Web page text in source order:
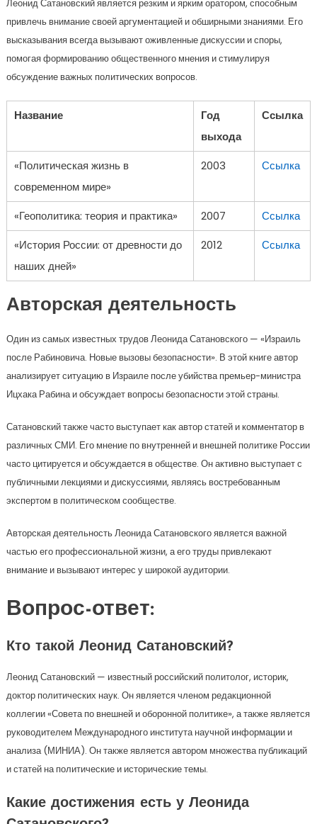
Леонид Сатановский является резким и ярким оратором, способным
привлечь внимание своей аргументацией и обширными знаниями. Его
высказывания всегда вызывают оживленные дискуссии и споры,
помогая формированию общественного мнения и стимулируя
обсуждение важных политических вопросов.
Название
Год
выхода
Ссылка
«Политическая жизнь в
современном мире»
2003 Ссылка
«Геополитика: теория и практика» 2007
Ссылка
«История России: от древности до
наших дней»
2012 Ссылка
Авторская деятельность
Один из самых известных трудов Леонида Сатановского — «Израиль
после Рабиновича. Новые вызовы безопасности». В этой книге автор
анализирует ситуацию в Израиле после убийства премьер-министра
Ицхака Рабина и обсуждает вопросы безопасности этой страны.
Сатановский также часто выступает как автор статей и комментатор в
различных СМИ. Его мнение по внутренней и внешней политике России
часто цитируется и обсуждается в обществе. Он активно выступает с
публичными лекциями и дискуссиями, являясь востребованным
экспертом в политическом сообществе.
Авторская деятельность Леонида Сатановского является важной
частью его профессиональной жизни, а его труды привлекают
внимание и вызывают интерес у широкой аудитории.
Вопрос-ответ:
Кто такой Леонид Сатановский?
Леонид Сатановский — известный российский политолог, историк,
доктор политических наук. Он является членом редакционной
коллегии «Совета по внешней и оборонной политике», а также является
руководителем Международного института научной информации и
анализа (МИНИА). Он также является автором множества публикаций
и статей на политические и исторические темы.
Какие достижения есть у Леонида